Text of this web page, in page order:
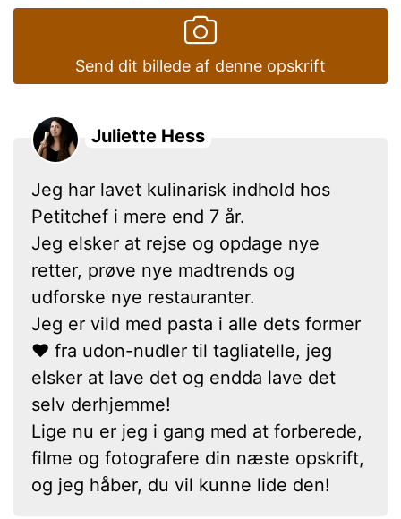
Send dit billede af denne opskrift
Juliette Hess
Jeg har lavet kulinarisk indhold hos
Petitchef i mere end 7 år.
Jeg elsker at rejse og opdage nye
retter, prøve nye madtrends og
udforske nye restauranter.
Jeg er vild med pasta i alle dets former
❤ fra udon-nudler til tagliatelle, jeg
elsker at lave det og endda lave det
selv derhjemme!
Lige nu er jeg i gang med at forberede,
filme og fotografere din næste opskrift,
og jeg håber, du vil kunne lide den!